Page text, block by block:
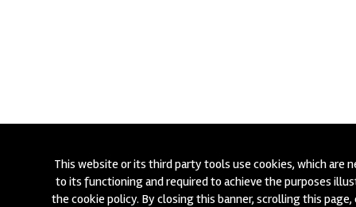
This website or its third party tools use cookies, which are
to its functioning and required to achieve the purposes
the cookie policy. By closing this banner, scrolling this page,